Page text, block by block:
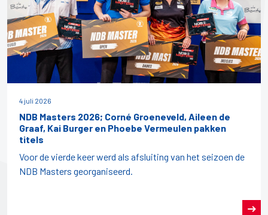
4 juli 2026
NDB Masters 2026; Corné Groeneveld, Aileen de
Graaf, Kai Burger en Phoebe Vermeulen pakken
titels
Voor de vierde keer werd als afsluiting van het seizoen de
NDB Masters georganiseerd.